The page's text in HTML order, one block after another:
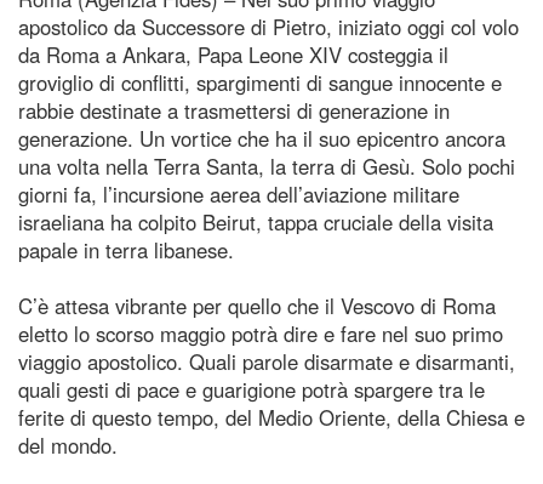
apostolico da Successore di Pietro, iniziato oggi col volo
da Roma a Ankara, Papa Leone XIV costeggia il
groviglio di conflitti, spargimenti di sangue innocente e
rabbie destinate a trasmettersi di generazione in
generazione. Un vortice che ha il suo epicentro ancora
una volta nella Terra Santa, la terra di Gesù. Solo pochi
giorni fa, l’incursione aerea dell’aviazione militare
israeliana ha colpito Beirut, tappa cruciale della visita
papale in terra libanese.
C’è attesa vibrante per quello che il Vescovo di Roma
eletto lo scorso maggio potrà dire e fare nel suo primo
viaggio apostolico. Quali parole disarmate e disarmanti,
quali gesti di pace e guarigione potrà spargere tra le
ferite di questo tempo, del Medio Oriente, della Chiesa e
del mondo.